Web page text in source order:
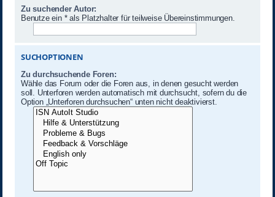
Zu suchender Autor:
Benutze ein * als Platzhalter für teilweise Übereinstimmungen.
SUCHOPTIONEN
Zu durchsuchende Foren:
Wähle das Forum oder die Foren aus, in denen gesucht werden
soll. Unterforen werden automatisch mit durchsucht, sofern du die
Option „Unterforen durchsuchen“ unten nicht deaktivierst.